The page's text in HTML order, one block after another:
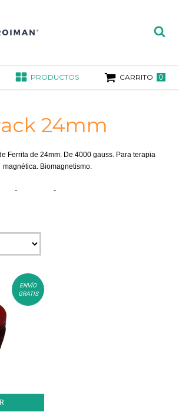
PRODUCTOS CARRITO 0
24mm
Ferrita de 24mm. De 4000 gauss. Para terapia
magnética. Biomagnetismo.
- -
ENVÍO
GRATIS